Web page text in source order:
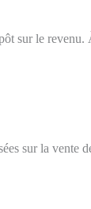
sur le revenu.
sur la vente